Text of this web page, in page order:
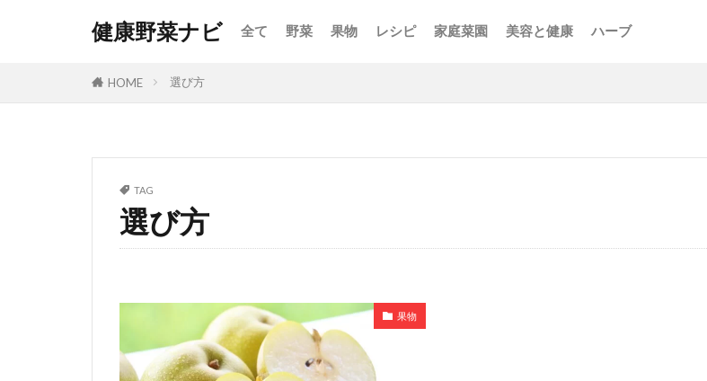
健康野菜ナビ 全て 野菜 果物 レシピ 家庭菜園 美容と健康 ハーブ
HOME 選び方
TAG
選び方
果物